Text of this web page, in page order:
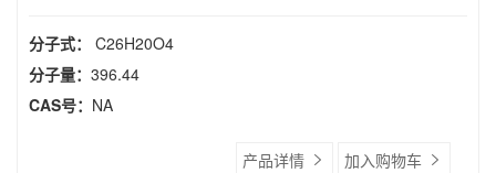
分子式： C26H20O4
分子量： 396.44
CAS号： NA
产品详情 加入购物车